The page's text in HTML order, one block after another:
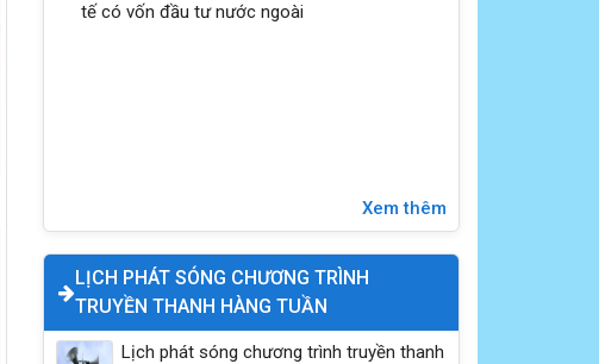
tế có vốn đầu tư nước ngoài
Xem thêm
LỊCH PHÁT SÓNG CHƯƠNG TRÌNH
TRUYỀN THANH HÀNG TUẦN
Lịch phát sóng chương trình truyền thanh
Kỹ năng sống: Đi một mình an toàn